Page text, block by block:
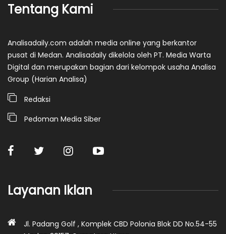
Tentang Kami
Analisadaily.com adalah media online yang berkantor
pusat di Medan. Analisadaily dikelola oleh PT. Media Warta
Digital dan merupakan bagian dari kelompok usaha Analisa
Group (Harian Analisa)
Redaksi
Pedoman Media Siber
Layanan Iklan
Jl. Padang Golf , Komplek CBD Polonia Blok DD No.54-55